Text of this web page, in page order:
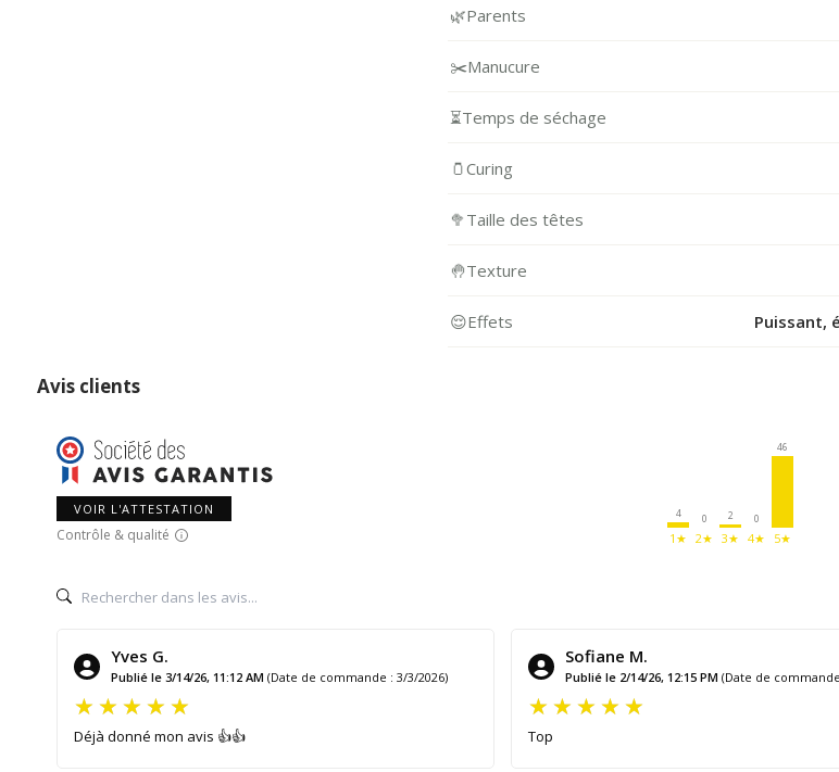
🌿Parents
✂️Manucure
⏳Temps de séchage
🫙Curing
🥦 Taille des têtes
🤚Texture
😌Effets Puissant,
Avis clients
VOIR L'ATTESTATION
Contrôle & qualité
4
1★
0
2★
2
3★
0
4★
46
5★
Yves G.
Publié le 3/14/26, 11:12 AM (Date de commande : 3/3/2026)
Déjà donné mon avis 👍👍
Sofiane M.
Publié le 2/14/26, 12:15 PM (Date de
Top